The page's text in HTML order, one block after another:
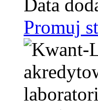
Data
Promuj